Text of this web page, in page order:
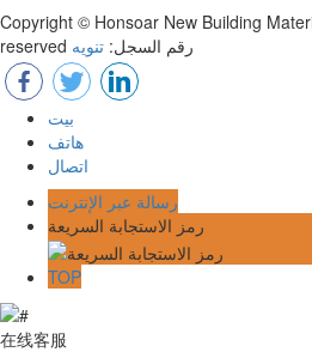
Copyright © Honsoar New Building
reserved رقم السجل: تنويه
بيت
هاتف
اتصال
رسالة عبر الإنترنت
رمز الاستجابة السريعة
TOP
在线客服